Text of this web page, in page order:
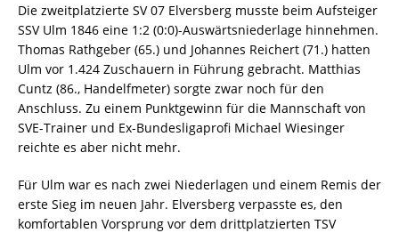
Die zweitplatzierte SV 07 Elversberg musste beim Aufsteiger
SSV Ulm 1846 eine 1:2 (0:0)-Auswärtsniederlage hinnehmen.
Thomas Rathgeber (65.) und Johannes Reichert (71.) hatten
Ulm vor 1.424 Zuschauern in Führung gebracht. Matthias
Cuntz (86., Handelfmeter) sorgte zwar noch für den
Anschluss. Zu einem Punktgewinn für die Mannschaft von
SVE-Trainer und Ex-Bundesligaprofi Michael Wiesinger
reichte es aber nicht mehr.
Für Ulm war es nach zwei Niederlagen und einem Remis der
erste Sieg im neuen Jahr. Elversberg verpasste es, den
komfortablen Vorsprung vor dem drittplatzierten TSV